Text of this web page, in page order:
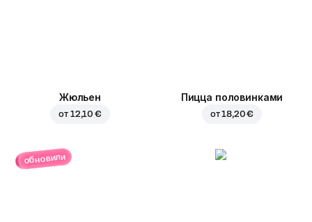
Жюльен
от 12,10 €
Пицца половинками
от18,20 €
обновили